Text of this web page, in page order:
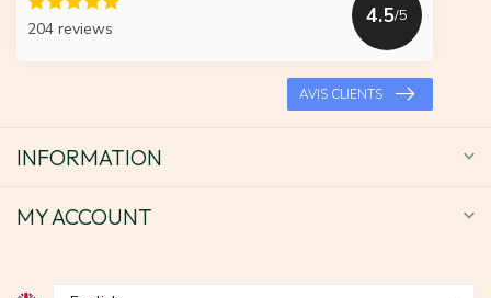
204 reviews
4.5/5
AVIS CLIENTS
INFORMATION
MY ACCOUNT